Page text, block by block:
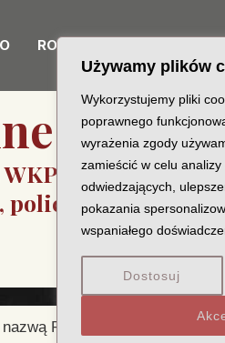
Używamy plików
Wykorzystujemy pliki
poprawnego
wyrażenia zgody
zamieścić w celu
odwiedzających,
pokazania
wspaniałego
Dostosuj
RODZINY KATYŃSKIE
wyznaczono
policjantów i
Pustelnia Opryńska w